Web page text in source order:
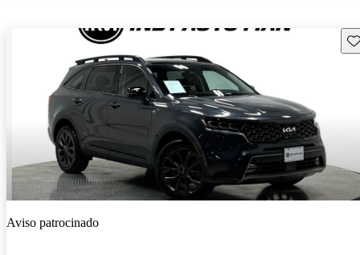
Aviso patrocinado